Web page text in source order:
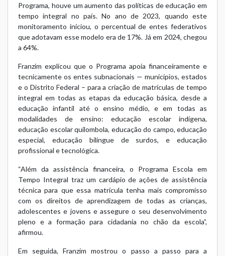
Programa, houve um aumento das políticas de educação em
tempo integral no país. No ano de 2023, quando este
monitoramento iniciou, o percentual de entes federativos
que adotavam esse modelo era de 17%. Já em 2024, chegou
a 64%.
Franzim explicou que o Programa apoia financeiramente e
tecnicamente os entes subnacionais — municípios, estados
e o Distrito Federal – para a criação de matrículas de tempo
integral em todas as etapas da educação básica, desde a
educação infantil até o ensino médio, e em todas as
modalidades de ensino: educação escolar indígena,
educação escolar quilombola, educação do campo, educação
especial, educação bilíngue de surdos, e educação
profissional e tecnológica.
“Além da assistência financeira, o Programa Escola em
Tempo Integral traz um cardápio de ações de assistência
técnica para que essa matrícula tenha mais compromisso
com os direitos de aprendizagem de todas as crianças,
adolescentes e jovens e assegure o seu desenvolvimento
pleno e a formação para cidadania no chão da escola”,
afirmou.
Em seguida, Franzim mostrou o passo a passo para a